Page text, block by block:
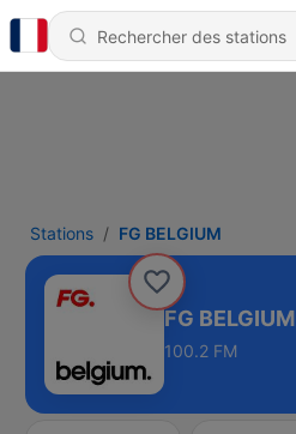
Stations FG BELGIUM
FG BELGIUM
100.2 FM